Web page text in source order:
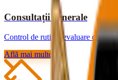
Consultații generale
Control de rutină, evaluare
Află mai multe